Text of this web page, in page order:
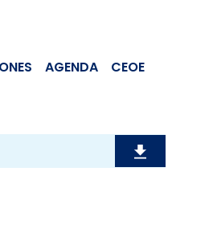
AGENDA CEOE